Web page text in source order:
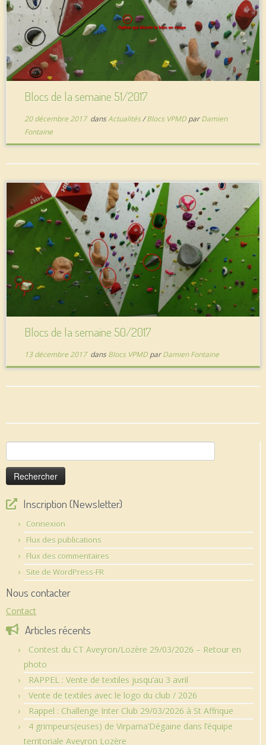
Blocs de la semaine 51/2017
20 décembre 2017dansActualités/Blocs VPMD parDamien
Fontaine
Blocs de la semaine 50/2017
13 décembre 2017dansBlocs VPMD parDamien Fontaine
Rechercher :
Inscription (Newsletter)
Connexion
Flux des publications
Flux des commentaires
Site de WordPress-FR
Nous contacter
Contact
Articles récents
Contest du CT Aveyron/Lozère 29/03/2026 – Retour en
photo
RAPPEL : Vente de textiles jusqu’au 3 avril
Vente de textiles avec le logo du club / 2026
Rappel : Challenge Inter Club 29/03/2026 à St Affrique
4 grimpeurs(euses) de Virpama’Dégaine dans l’équipe
territoriale Aveyron Lozère